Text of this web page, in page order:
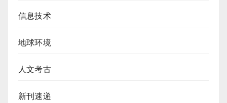
信息技术
地球环境
人文考古
新刊速递